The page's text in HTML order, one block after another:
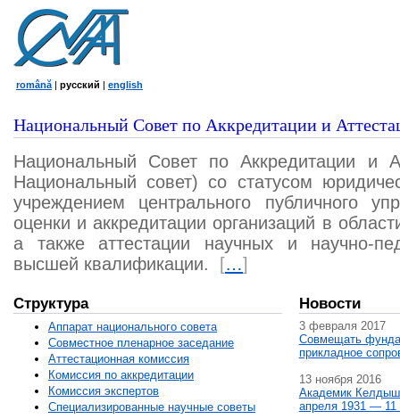
română | русский | english
Национальный Совет по Аккредитации и
Национальный Совет по Аккредитации и
Национальный совет) со статусом
учреждением центрального публичного
оценки и аккредитации организаций в
а также аттестации научных и научно-
высшей квалификации.
[…]
Структура
Аппарат национального совета
Совместное пленарное заседание
Аттестационная комисcия
Комиссия по аккредитации
Комиссия экспертов
Специализированные научные советы
Новости
3 февраля 2017
Совмещать
прикладное
13 ноября 2016
Академик
апреля 1931 — 11